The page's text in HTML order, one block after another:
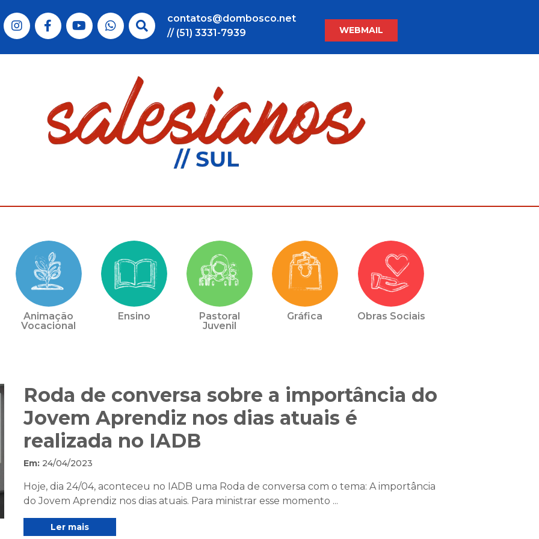
contatos@dombosco.net
// (51) 3331-7939
WEBMAIL
Animação
Vocacional
Ensino
Pastoral
Juvenil
Gráfica Obras Sociais
Roda de conversa sobre a importância do
Jovem Aprendiz nos dias atuais é
realizada no IADB
Em:24/04/2023
Hoje, dia 24/04, aconteceu no IADB uma Roda de conversa com o tema: A importância
do Jovem Aprendiz nos dias atuais. Para ministrar esse momento ...
Ler mais